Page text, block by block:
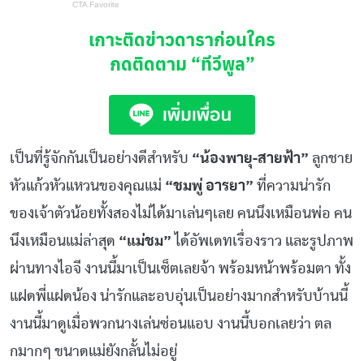
เกาะติดข่าวดาราก่อนใคร
กดติดตาม “ทีวีพูล”
เป็นที่รู้จักกันเป็นอย่างดีสำหรับ “น้องพายุ-สายฟ้า” ลูกชาย
หัวแก้วหัวแหวนของคุณแม่ “ชมพู่ อารยา” ที่ความน่ารัก
ของเจ้าตัวน้อยทั้งสองไม่ได้มาเล่นๆเลย คนนึงเหมือนพ่อ คน
นึงเหมือนแม่ล่าสุด “แม่ชม” ได้อัพเดทเรื่องราว และรูปภาพ
ผ่านทางไอจี งานนี้มาเป็นเซ็ตเลยจ้า พร้อมหน้าพร้อมตา ทั้ง
แฝดพี่แฝดน้อง น่ารักและอบอุ่นเป็นอย่างมากสำหรับบ้านนี้
งานนี้มาดูเมื่อพวกนางเล่นซ่อนแอบ งานนี้บอกเลยว่า ตล
กมากๆ ขนาดแม่ยังกลั้นไม่อยู่